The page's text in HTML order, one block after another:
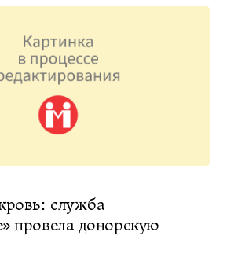
служба
провела донорскую